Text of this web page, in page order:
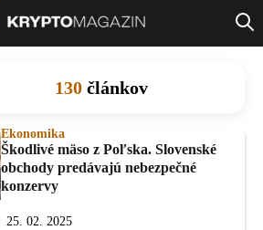
130 článkov
Ekonomika
Škodlivé mäso z Poľska. Slovenské
obchody predávajú nebezpečné
konzervy
25. 02. 2025